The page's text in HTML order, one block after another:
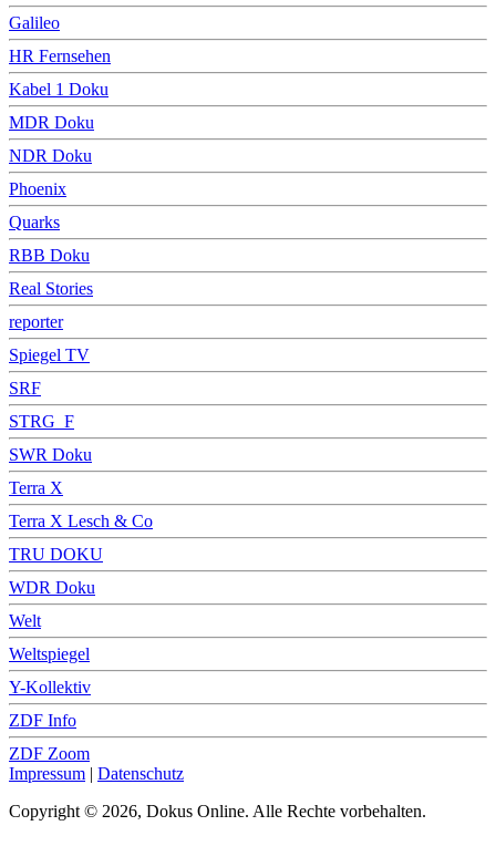
Galileo
HR Fernsehen
Kabel 1 Doku
MDR Doku
NDR Doku
Phoenix
Quarks
RBB Doku
Real Stories
reporter
Spiegel TV
SRF
STRG_F
SWR Doku
Terra X
Terra X Lesch & Co
TRU DOKU
WDR Doku
Welt
Weltspiegel
Y-Kollektiv
ZDF Info
ZDF Zoom
Impressum | Datenschutz
Copyright © 2026, Dokus Online. Alle Rechte vorbehalten.